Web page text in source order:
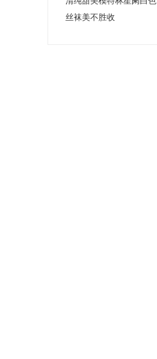
丝袜美不胜收